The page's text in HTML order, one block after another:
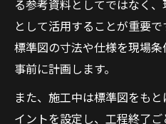
る参考資料としてではなく
として活用することが重要
標準図の寸法や仕様を現場
事前に計画します。
また、施工中は標準図をも
イントを設定し、工程終了